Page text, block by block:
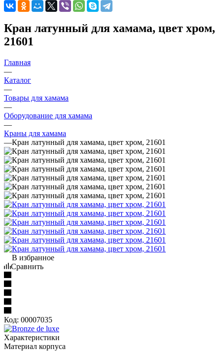
Кран латунный для хамама, цвет хром,
21601
Главная
—
Каталог
—
Товары для хамама
—
Оборудование для хамама
—
Краны для хамама
—Кран латунный для хамама, цвет хром, 21601
В избранное
Сравнить
Код: 00007035
Характеристики
Материал корпуса